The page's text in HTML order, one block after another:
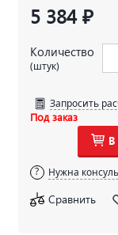
5 384 ₽
Количество
(штук)
Запросить
Под заказ
Нужна
Сравнить